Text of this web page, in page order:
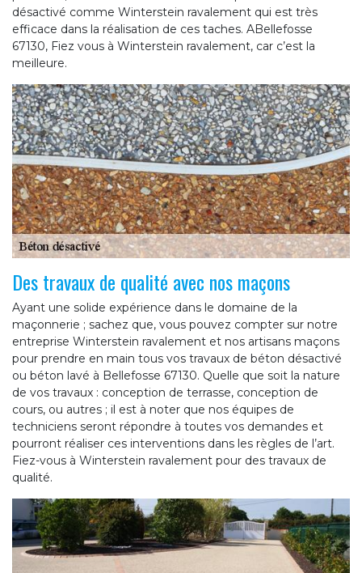
désactivé comme Winterstein ravalement qui est très
efficace dans la réalisation de ces taches. ABellefosse
67130, Fiez vous à Winterstein ravalement, car c’est la
meilleure.
Des travaux de qualité avec nos maçons
Ayant une solide expérience dans le domaine de la
maçonnerie ; sachez que, vous pouvez compter sur notre
entreprise Winterstein ravalement et nos artisans maçons
pour prendre en main tous vos travaux de béton désactivé
ou béton lavé à Bellefosse 67130. Quelle que soit la nature
de vos travaux : conception de terrasse, conception de
cours, ou autres ; il est à noter que nos équipes de
techniciens seront répondre à toutes vos demandes et
pourront réaliser ces interventions dans les règles de l’art.
Fiez-vous à Winterstein ravalement pour des travaux de
qualité.